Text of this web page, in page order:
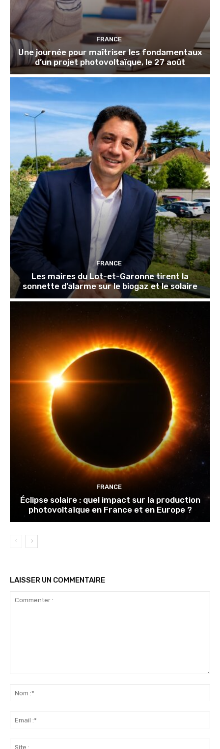
FRANCE
Une journée pour maîtriser les fondamentaux
d’un projet photovoltaïque, le 27 août
FRANCE
Les maires du Lot-et-Garonne tirent la
sonnette d’alarme sur le biogaz et le solaire
FRANCE
Éclipse solaire : quel impact sur la production
photovoltaïque en France et en Europe ?
LAISSER UN COMMENTAIRE
:*
:*